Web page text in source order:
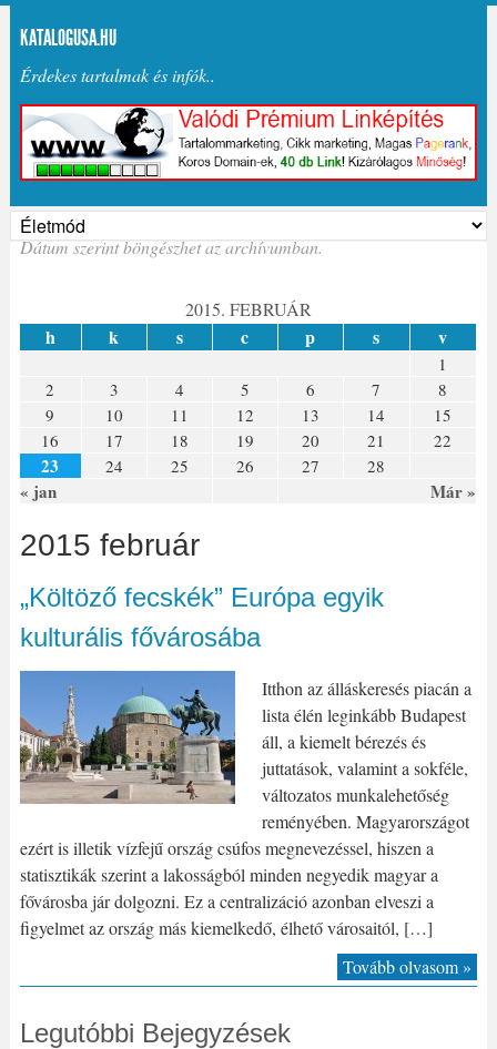
KATALOGUSA.HU
Érdekes tartalmak és infók..
Dátum szerint böngészhet az archívumban.
2015. FEBRUÁR
h k s c p s v
« jan Már »
1
2
3 4 5 6 7
8
9
10 11 12 13 14
15
16
17 18 19 20 21 22
23 24 25 26 27 28
2015 február
„Költöző fecskék” Európa egyik
kulturális fővárosába
Itthon az álláskeresés piacán a
lista élén leginkább Budapest
áll, a kiemelt bérezés és
juttatások, valamint a sokféle,
változatos munkalehetőség
reményében. Magyarországot
ezért is illetik vízfejű ország csúfos megnevezéssel, hiszen a
statisztikák szerint a lakosságból minden negyedik magyar a
fővárosba jár dolgozni. Ez a centralizáció azonban elveszi a
figyelmet az ország más kiemelkedő, élhető városaitól, […]
Tovább olvasom »
Legutóbbi Bejegyzések